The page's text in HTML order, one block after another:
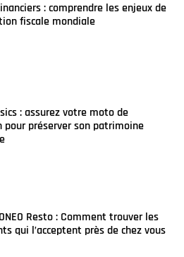
: comprendre les enjeux de
fiscale mondiale
: assurez votre moto de
pour préserver son patrimoine
Resto : Comment trouver les
qui l’acceptent près de chez vous